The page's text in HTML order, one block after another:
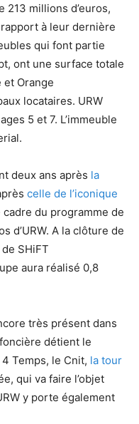
213 millions d’euros,
à leur dernière
qui font partie
ont une surface totale
et Orange
locataires. URW
5 et 7. L’immeuble
deux ans après la
celle de l’iconique
cadre du programme de
d’URW. A la clôture de
SHiFT
aura réalisé 0,8
très présent dans
détient le
Temps, le Cnit, la tour
qui va faire l’objet
y porte également